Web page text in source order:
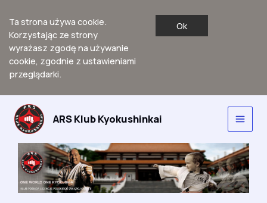
Ta strona używa cookie.
Korzystając ze strony
wyrażasz zgodę na używanie
cookie, zgodnie z ustawieniami
przeglądarki.
Ok
Przejdź
treści
ARS Klub Kyokushinkai
Main